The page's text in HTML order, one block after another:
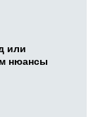
или
нюансы